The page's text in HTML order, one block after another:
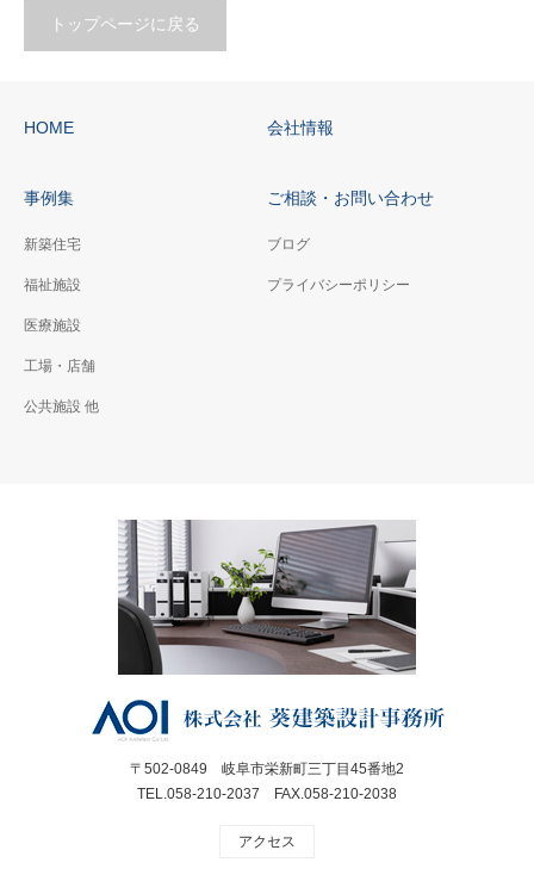
トップページに戻る
HOME 会社情報
事例集
新築住宅
福祉施設
医療施設
工場・店舗
公共施設 他
ご相談・お問い合わせ
ブログ
プライバシーポリシー
〒502-0849 岐阜市栄新町三丁目45番地2
TEL.058-210-2037 FAX.058-210-2038
アクセス